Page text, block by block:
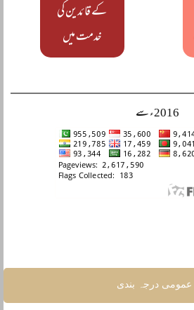
کے قائدین کی
خدمت میں
2016ء سے
عمومی درجہ بندی